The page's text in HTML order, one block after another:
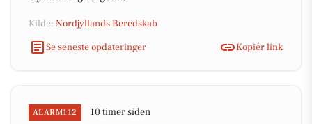
Kilde: Nordjyllands Beredskab
Se seneste opdateringer
Kopiér link
ALARM112 10 timer siden